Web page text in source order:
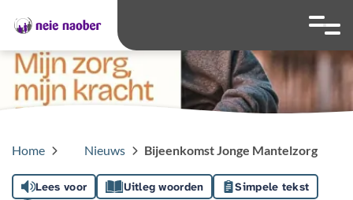
Hoog contrast
Ga naar
Home Nieuws Bijeenkomst Jonge Mantelzorg
Lees voor Uitleg woorden Simpele tekst